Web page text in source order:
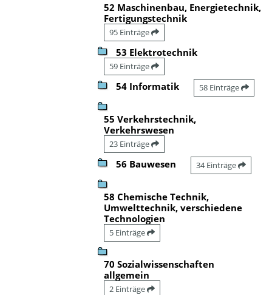
52 Maschinenbau, Energietechnik,
Fertigungstechnik
95 Einträge
53 Elektrotechnik
59 Einträge
54 Informatik 58 Einträge
55 Verkehrstechnik,
Verkehrswesen
23 Einträge
56 Bauwesen 34 Einträge
58 Chemische Technik,
Umwelttechnik, verschiedene
Technologien
5 Einträge
70 Sozialwissenschaften
allgemein
2 Einträge